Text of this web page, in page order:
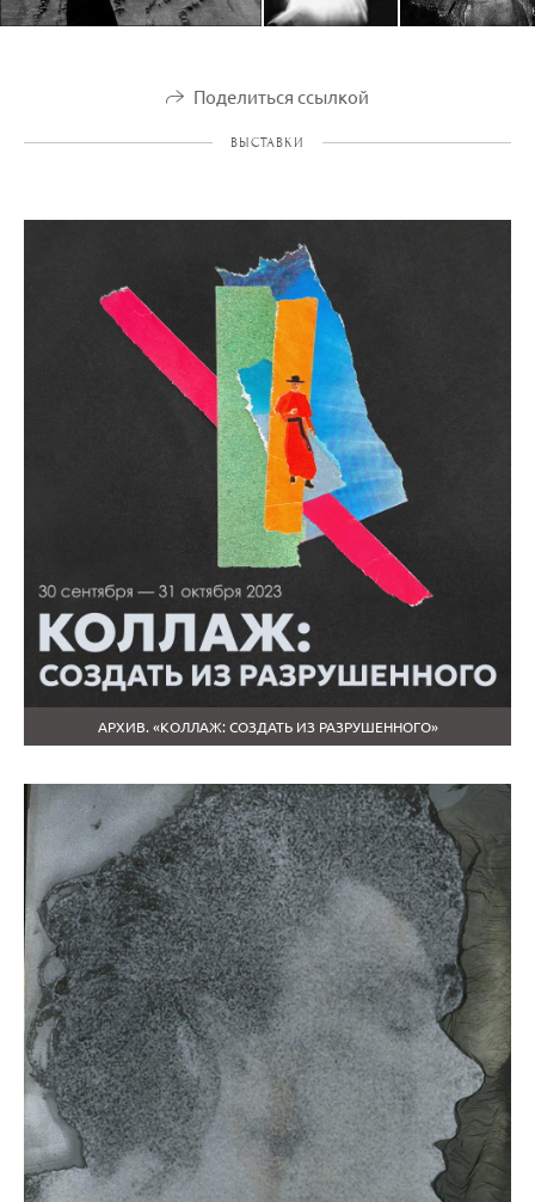
Поделиться ссылкой
ВЫСТАВКИ
АРХИВ. «КОЛЛАЖ: СОЗДАТЬ ИЗ РАЗРУШЕННОГО»